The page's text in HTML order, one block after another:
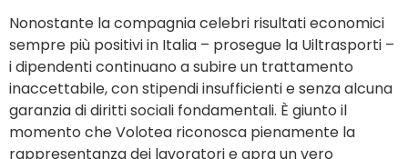
Nonostante la compagnia celebri risultati economici
sempre più positivi in Italia – prosegue la Uiltrasporti –
i dipendenti continuano a subire un trattamento
inaccettabile, con stipendi insufficienti e senza alcuna
garanzia di diritti sociali fondamentali. È giunto il
momento che Volotea riconosca pienamente la
rappresentanza dei lavoratori e apra un vero